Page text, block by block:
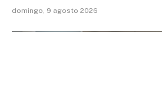
domingo, 9 agosto 2026